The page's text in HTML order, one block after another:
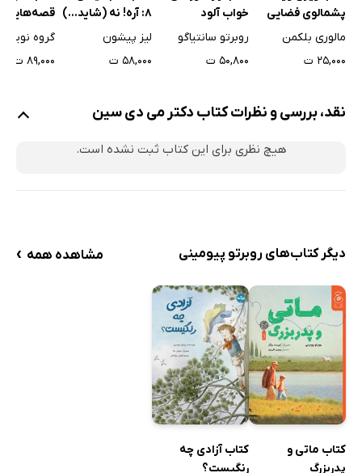
پشمالوی فضایی
مالوری بلکمن
۲۵,۰۰۰ ت
خواب آلود
روبرتو سانتیاگو
۵۰,۸۰۰ ت
8: آره! نه (شاید...)
لیز پیشون
۵۸,۰۰۰ ت
قصه‌هایی
خواب
گروه
۸۹,۰۰۰ ت
نقد، بررسی و نظرات کتاب دکتر می دی سین
هیچ نظری برای این کتاب ثبت نشده است.
دیگر کتاب‌های روبرتو پیومینی مشاهده همه ›
کتاب ماتی و
پدربزرگ
کتاب آزادی چه
رنگیست؟